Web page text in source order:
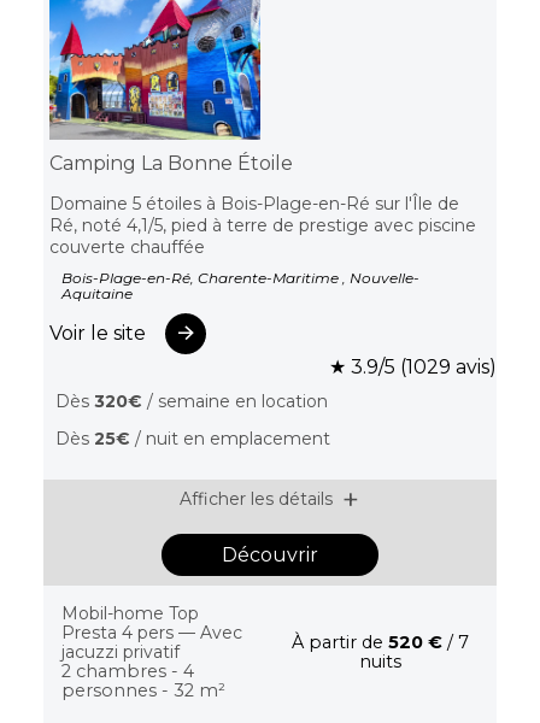
Camping La Bonne Étoile
Domaine 5 étoiles à Bois-Plage-en-Ré sur l'Île de
Ré, noté 4,1/5, pied à terre de prestige avec piscine
couverte chauffée
Bois-Plage-en-Ré, Charente-Maritime , Nouvelle-
Aquitaine
Voir le site
★ 3.9/5 (1029 avis)
Dès 320€ / semaine en location
Dès 25€ / nuit en emplacement
Afficher les détails
Découvrir
Mobil-home Top
Presta 4 pers — Avec
jacuzzi privatif
2 chambres - 4
personnes - 32 m²
À partir de520 € / 7
nuits